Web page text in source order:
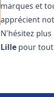
marques et
apprécient
N'hésitez
Lille pour